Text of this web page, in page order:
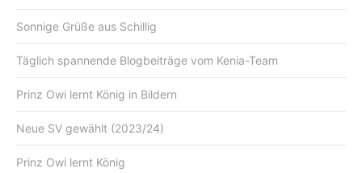
Sonnige Grüße aus Schillig
Täglich spannende Blogbeiträge vom Kenia-Team
Prinz Owi lernt König in Bildern
Neue SV gewählt (2023/24)
Prinz Owi lernt König